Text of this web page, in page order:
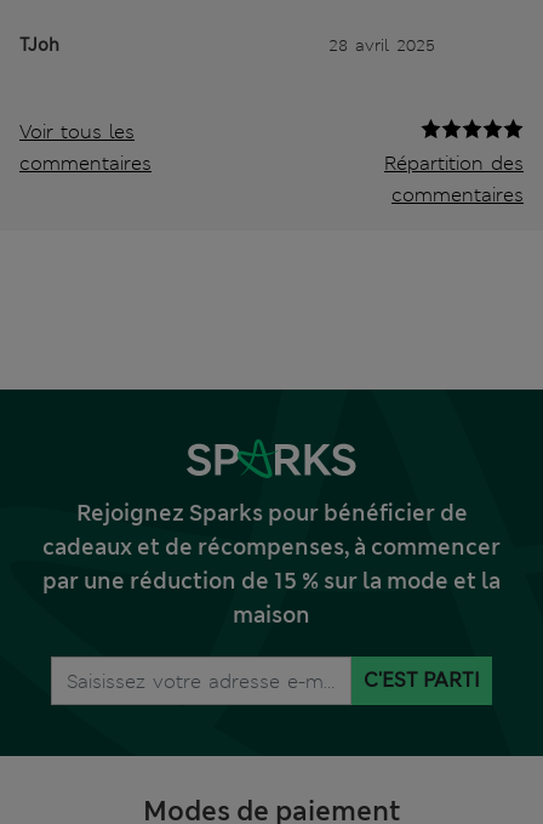
TJoh 28 avril 2025
Voir tous les
commentaires
Répartition des
commentaires
Rejoignez Sparks pour bénéficier de
cadeaux et de récompenses, à commencer
par une réduction de 15 % sur la mode et la
maison
C'EST PARTI
Modes de paiement